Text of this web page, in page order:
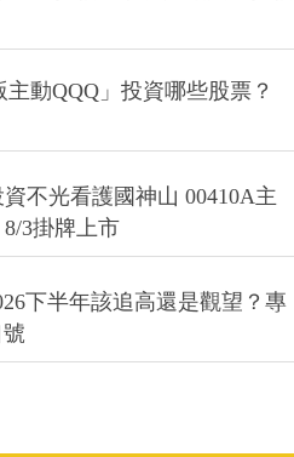
動QQQ」投資哪些股票？
不光看護國神山 00410A主
3掛牌上市
下半年該追高還是觀望？專